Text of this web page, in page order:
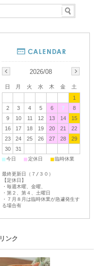
2026/08
日 月 火 水 木 金
土
1
2
3 4 5 6 7
8
9
10 11 12 13 14
15
16
17 18 19 20 21
22
23
24 25 26 27 28
29
30
31
■今日 ■定休日 ■臨時休業
最終更新日（７/３０）
【定休日】
・毎週木曜、金曜、
・第２、第４、土曜日
・７月８月は臨時休業が急遽発生す
る場合有
リンク